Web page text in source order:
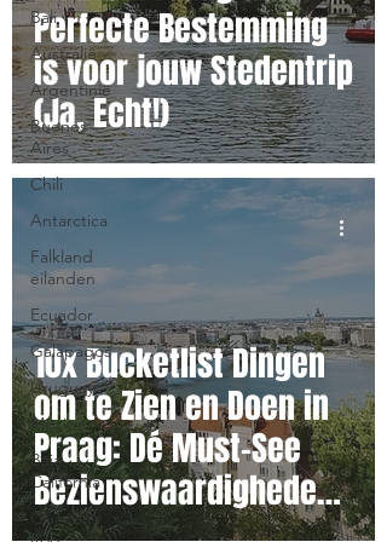
Bali
Australië
Argentinië
Buenos
Aires
Chili
Antarctica
Falkland
eilanden
Ecuador
Galapagos
Uruguay
Mexico
Baja
California
Quintana
Perfecte Bestemming
is voor jouw Stedentrip
(Ja, Echt!)
10x Bucketlist Dingen
om te Zien en Doen in
Praag: Dé Must-See
Bezienswaardigheden